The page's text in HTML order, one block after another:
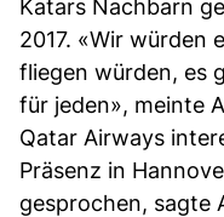
Katars Nachbarn
2017. «Wir würden
fliegen würden, es
für jeden», meinte
Qatar Airways
Präsenz in
gesprochen, sagte